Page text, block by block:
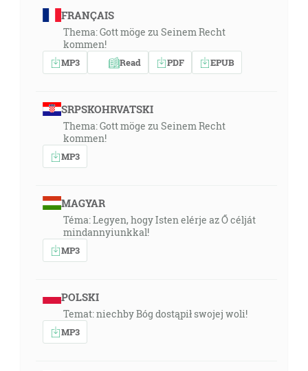
FRANÇAIS
Thema: Gott möge zu Seinem Recht
kommen!
MP3 Read PDF EPUB
SRPSKOHRVATSKI
Thema: Gott möge zu Seinem Recht
kommen!
MP3
MAGYAR
Téma: Legyen, hogy Isten elérje az Ő célját
mindannyiunkkal!
MP3
POLSKI
Temat: niechby Bóg dostąpił swojej woli!
MP3